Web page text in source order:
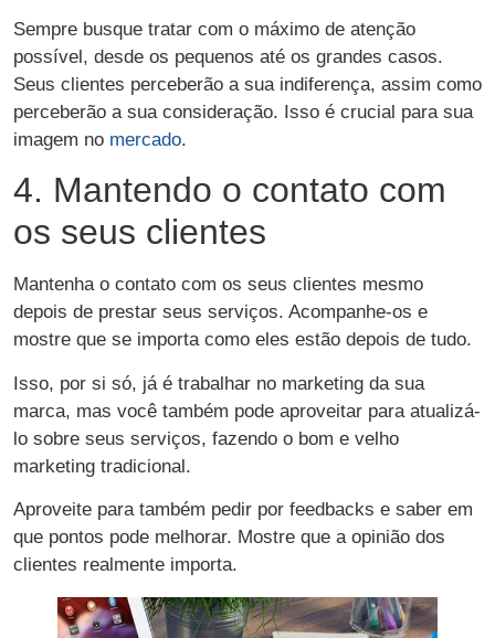
Sempre busque tratar com o máximo de atenção
possível, desde os pequenos até os grandes casos.
Seus clientes perceberão a sua indiferença, assim como
perceberão a sua consideração. Isso é crucial para sua
imagem no mercado.
4. Mantendo o contato com
os seus clientes
Mantenha o contato com os seus clientes mesmo
depois de prestar seus serviços. Acompanhe-os e
mostre que se importa como eles estão depois de tudo.
Isso, por si só, já é trabalhar no marketing da sua
marca, mas você também pode aproveitar para atualizá-
lo sobre seus serviços, fazendo o bom e velho
marketing tradicional.
Aproveite para também pedir por feedbacks e saber em
que pontos pode melhorar. Mostre que a opinião dos
clientes realmente importa.